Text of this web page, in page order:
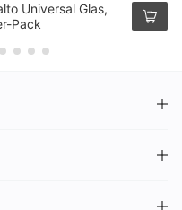
Universal Glas,
Pack